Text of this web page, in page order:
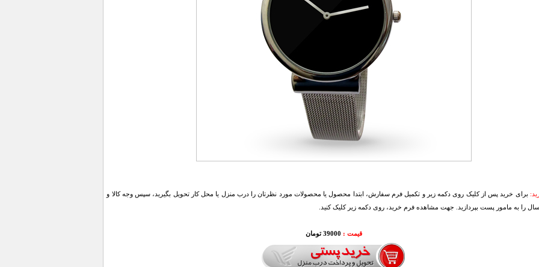
برای خرید پس از کلیک روی دکمه زیر و تکمیل فرم سفارش، ابتدا محصول یا محصولات مورد نظرتان را درب منزل یا محل کار تحویل بگیرید، سپس وجه کالا و
را به مامور پست بپردازید. جهت مشاهده فرم خرید، روی دکمه زیر کلیک کنید.
قیمت : 39000 تومان